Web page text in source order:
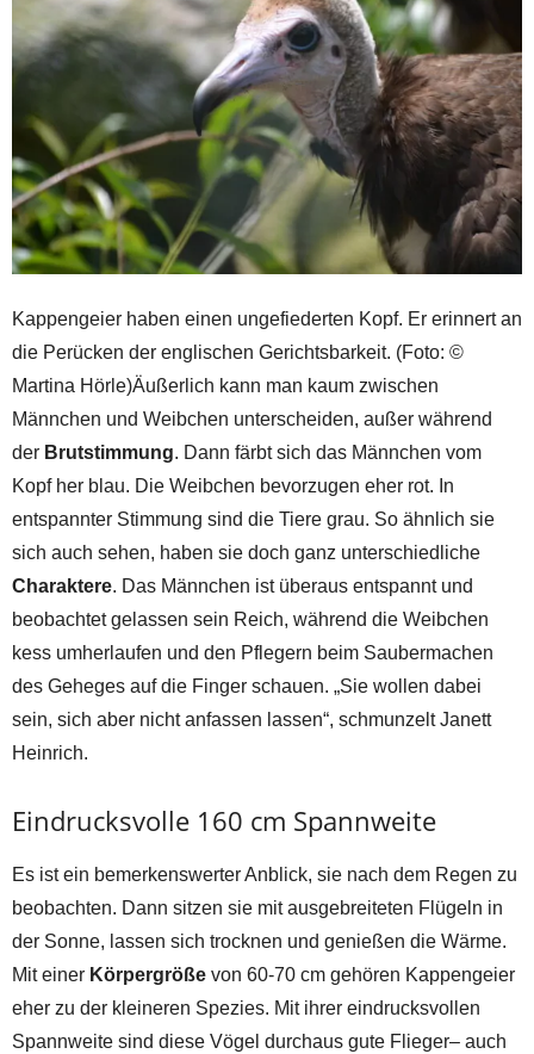
Kappengeier haben einen ungefiederten Kopf. Er erinnert an
die Perücken der englischen Gerichtsbarkeit. (Foto: ©
Martina Hörle)Äußerlich kann man kaum zwischen
Männchen und Weibchen unterscheiden, außer während
der Brutstimmung. Dann färbt sich das Männchen vom
Kopf her blau. Die Weibchen bevorzugen eher rot. In
entspannter Stimmung sind die Tiere grau. So ähnlich sie
sich auch sehen, haben sie doch ganz unterschiedliche
Charaktere. Das Männchen ist überaus entspannt und
beobachtet gelassen sein Reich, während die Weibchen
kess umherlaufen und den Pflegern beim Saubermachen
des Geheges auf die Finger schauen. „Sie wollen dabei
sein, sich aber nicht anfassen lassen“, schmunzelt Janett
Heinrich.
Eindrucksvolle 160 cm Spannweite
Es ist ein bemerkenswerter Anblick, sie nach dem Regen zu
beobachten. Dann sitzen sie mit ausgebreiteten Flügeln in
der Sonne, lassen sich trocknen und genießen die Wärme.
Mit einer Körpergröße von 60-70 cm gehören Kappengeier
eher zu der kleineren Spezies. Mit ihrer eindrucksvollen
Spannweite sind diese Vögel durchaus gute Flieger– auch